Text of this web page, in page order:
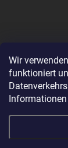
Wir
funktioniert